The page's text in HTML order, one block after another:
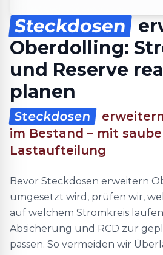
Steckdosen
Oberdolling:
und Reserve
planen
Steckdosen
im Bestand – mit
Lastaufteilung
Bevor Steckdosen erweitern
umgesetzt wird, prüfen wir,
auf welchem Stromkreis
Absicherung und RCD zur
passen. So vermeiden wir